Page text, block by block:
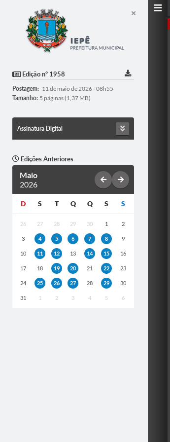
Edição nº 1958
Postagem: 11 de maio de 2026 - 08h55
Tamanho: 5 páginas (1,37 MB)
Assinatura Digital
Edições Anteriores
Maio
2026
D S T Q Q S S
26 27 28 29 30 1 2
3 4 5 6 7 8 9
10 11 12 13 14 15 16
17 18 19 20 21 22 23
24 25 26 27 28 29 30
31 1 2 3 4 5 6